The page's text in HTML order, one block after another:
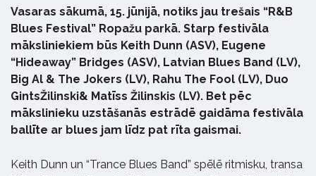
Vasaras sākumā, 15. jūnijā, notiks jau trešais “R&B
Blues Festival” Ropažu parkā. Starp festivāla
māksliniekiem būs Keith Dunn (ASV), Eugene
“Hideaway” Bridges (ASV), Latvian Blues Band (LV),
Big Al & The Jokers (LV), Rahu The Fool (LV), Duo
GintsŽilinski& Matīss Žilinskis (LV). Bet pēc
mākslinieku uzstāšanās estrādē gaidāma festivāla
ballīte ar blues jam līdz pat rīta gaismai.
Keith Dunn un “Trance Blues Band” spēlē ritmisku, transa